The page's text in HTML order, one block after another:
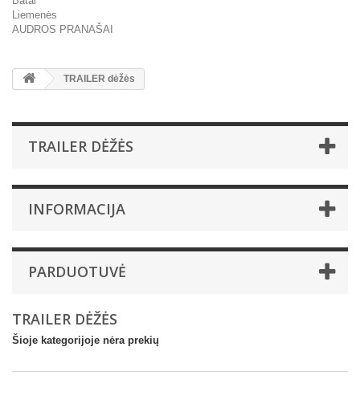
Liemenės
AUDROS PRANAŠAI
TRAILER dėžės
TRAILER DĖŽĖS
INFORMACIJA
PARDUOTUVĖ
TRAILER DĖŽĖS
Šioje kategorijoje nėra prekių